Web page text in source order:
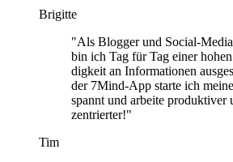
Brigitte
"Als Blog­ger und Social-
bin ich Tag für Tag einer
dig­keit an Infor­ma­tio­nen
der 7Mind-App starte ich
spannt und arbeite
zen­trier­ter!"
Tim